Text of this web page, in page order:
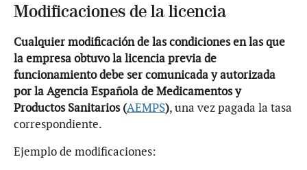
Modificaciones de la licencia
Cualquier modificación de las condiciones en las que
la empresa obtuvo la licencia previa de
funcionamiento debe ser comunicada y autorizada
por la Agencia Española de Medicamentos y
Productos Sanitarios (AEMPS), una vez pagada la tasa
correspondiente.
Ejemplo de modificaciones: